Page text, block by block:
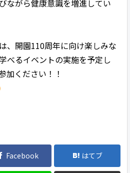
ながら健康意識を増進してい
、開園110周年に向け楽しみな
べるイベントの実施を予定し
加ください！！
Facebook はてブ